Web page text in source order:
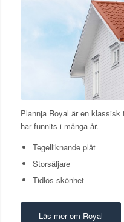
Plannja Royal är en
har funnits i många år.
Tegelliknande plåt
Storsäljare
Tidlös skönhet
Läs mer om Royal